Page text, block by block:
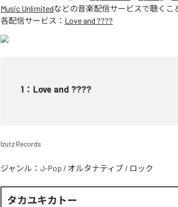
Music Unlimitedなどの音楽配信サービスで聴くこ
各配信サービス： Love and ????
1 ： Love and ????
Izutz Records
ジャンル： J-Pop / オルタナティブ / ロック
タカユキカトー